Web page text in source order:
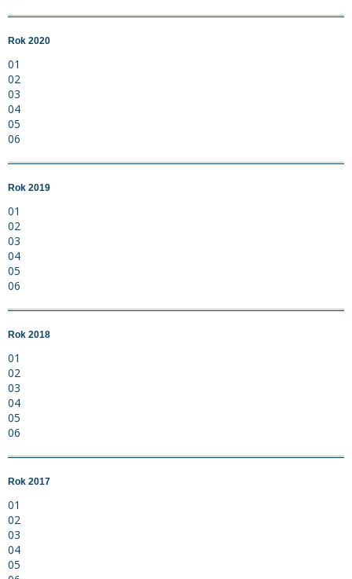
Rok 2020
01
02
03
04
05
06
Rok 2019
01
02
03
04
05
06
Rok 2018
01
02
03
04
05
06
Rok 2017
01
02
03
04
05